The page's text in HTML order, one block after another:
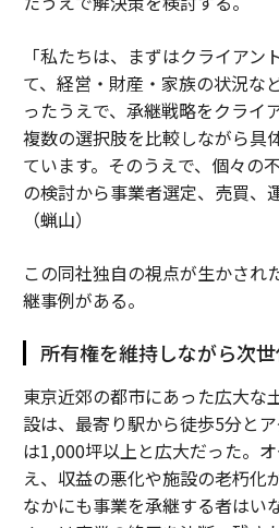
「私たちは、まずはクライアン
て、経営・財産・家族の状況な
ったうえで、承継戦略をクライ
複数の選択肢を比較しながら具
ています。そのうえで、個々の
の検討から事業者選定、売買、
（蝋山）
この同社独自の視点が生かされ
継事例がある。
所有権を維持しながら次
東京近郊の都市にあった広大な
設は、最寄り駅から徒歩5分と
は1,000坪以上と広大だった。
え、収益の悪化や施設の老朽化
なかにも事業を承継する者はい